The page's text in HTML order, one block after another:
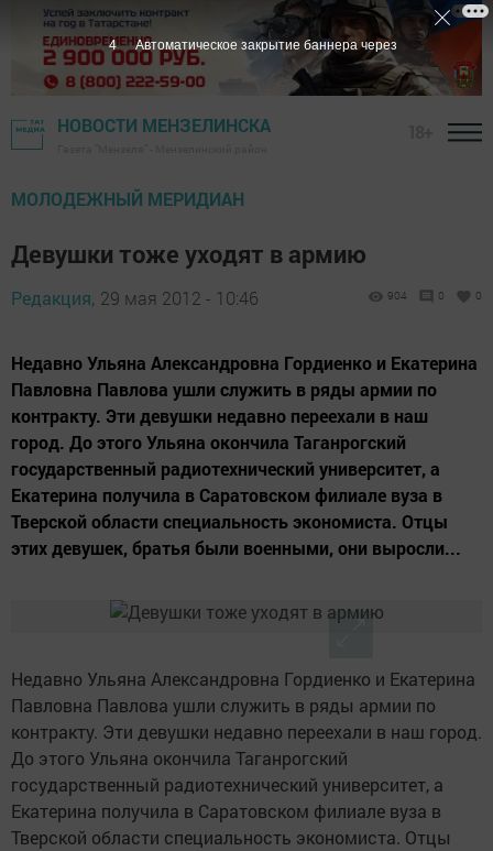
НОВОСТИ МЕНЗЕЛИНСКА
МОЛОДЕЖНЫЙ МЕРИДИАН
Девушки тоже уходят в армию
Редакция, 29 мая 2012 - 10:46 904 0 0
Недавно Ульяна Александровна Гордиенко и Екатерина
Павловна Павлова ушли служить в ряды армии по
контракту. Эти девушки недавно переехали в наш
город. До этого Ульяна окончила Таганрогский
государственный радиотехнический уни­верситет, а
Екатерина получила в Саратовском филиале вуза в
Тверской области специальность экономиста. Отцы
этих девушек, братья были военными, они вы­росли...
Недавно Ульяна Александровна Гордиенко и Екатерина
Павловна Павлова ушли служить в ряды армии по
контракту. Эти девушки недавно переехали в наш город.
До этого Ульяна окончила Таганрогский
государственный радиотехнический уни­верситет, а
Екатерина получила в Саратовском филиале вуза в
Тверской области специальность экономиста. Отцы
3 Автоматическое закрытие баннера через